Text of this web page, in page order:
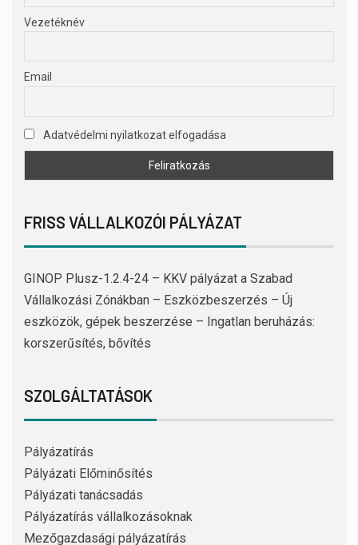
Vezetéknév
Email
Adatvédelmi nyilatkozat elfogadása
FRISS VÁLLALKOZÓI PÁLYÁZAT
GINOP Plusz-1.2.4-24 – KKV pályázat a Szabad
Vállalkozási Zónákban – Eszközbeszerzés – Új
eszközök, gépek beszerzése – Ingatlan beruházás:
korszerűsítés, bővítés
SZOLGÁLTATÁSOK
Pályázatírás
Pályázati Előminősítés
Pályázati tanácsadás
Pályázatírás vállalkozásoknak
Mezőgazdasági pályázatírás